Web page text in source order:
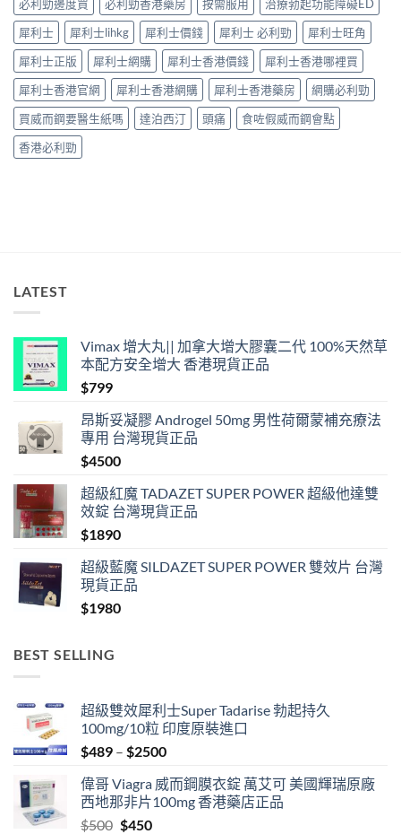
30
分
見
效、
最
長
36
小
時、
正
購
全
性
整
解
析〉
中
必利勁邊度買 必利勁香港藥房 按需服用
治療勃起功能障礙ED
犀利士
犀利士lihkg 犀利士價錢 犀利士 必利勁
犀利士旺角
犀利士正版
犀利士網購 犀利士香港價錢
犀利士香港哪裡買
犀利士香港官網
犀利士香港網購 犀利士香港藥房
網購必利勁
買威而鋼要醫生紙嗎
達泊西汀 頭痛
食咗假威而鋼會點
香港必利勁
LATEST
Vimax 增大丸|| 加拿大增大膠囊二代 100%天然草
本配方安全增大 香港現貨正品
$799
昂斯妥凝膠 Androgel 50mg 男性荷爾蒙補充療法
專用 台灣現貨正品
$4500
超級紅魔 TADAZET SUPER POWER 超級他達雙
效錠 台灣現貨正品
$1890
超級藍魔 SILDAZET SUPER POWER 雙效片 台灣
現貨正品
$1980
BEST SELLING
超級雙效犀利士Super Tadarise 勃起持久
100mg/10粒 印度原裝進口
$489 – $2500Price
$489
through
偉哥 Viagra 威而鋼膜衣錠 萬艾可 美國輝瑞原廠
西地那非片100mg 香港藥店正品
$500 Original
$450Current